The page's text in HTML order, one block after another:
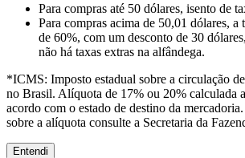
Para compras até 50 dólares, isento de
Para compras acima de 50,01 dólares, a
de 60%, com um desconto de 30
não há taxas extras na alfândega.
*ICMS: Imposto estadual sobre a circulação
no Brasil. Alíquota de 17% ou 20% calculada
acordo com o estado de destino da
sobre a alíquota consulte a Secretaria da
Entendi